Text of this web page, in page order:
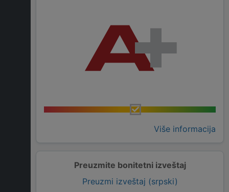
Više informacija
Preuzmite bonitetni izveštaj
Preuzmi izveštaj (srpski)